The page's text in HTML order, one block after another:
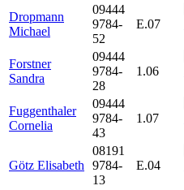
Dropmann
Michael
09444
9784-
52
E.07
Forstner
Sandra
09444
9784-
28
1.06
Fuggenthaler
Cornelia
09444
9784-
43
1.07
Götz Elisabeth
08191
9784-
13
E.04